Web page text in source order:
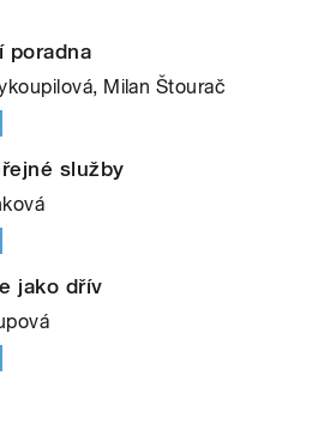
poradna
Milan Štourač
služby
jako dřív